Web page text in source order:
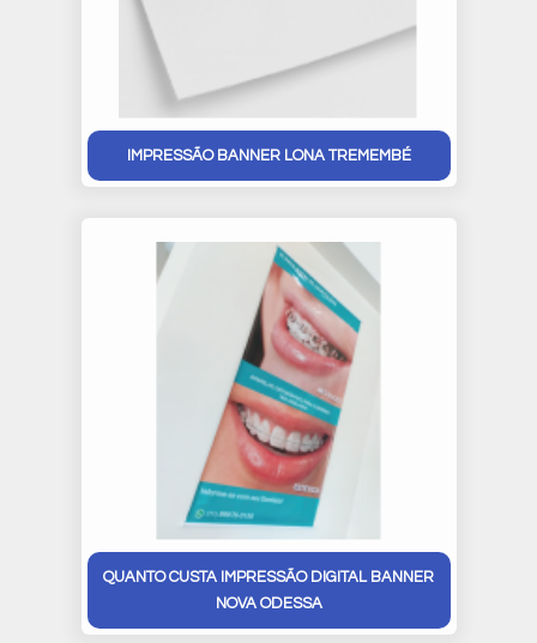
IMPRESSÃO BANNER LONA TREMEMBÉ
QUANTO CUSTA IMPRESSÃO DIGITAL BANNER
NOVA ODESSA